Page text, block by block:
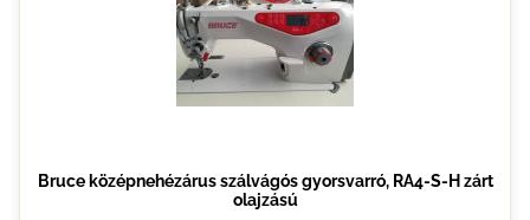
Bruce középnehézárus szálvágós gyorsvarró, RA4-S-H zárt
olajzású